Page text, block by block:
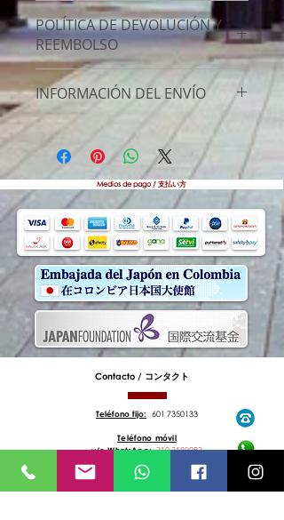
Soy la descripción de un producto. Soy el
lugar ideal para agregar detalles sobre tu
producto, así como tamaño, materiales,
instrucciones de cuidado y de limpieza. Es
también un lugar ideal para destacar por
qué este producto es especial y cómo tus
clientes se beneficiarían con él.
POLÍTICA DE DEVOLUCIÓN Y
REEMBOLSO
Soy una política de devolución y
reembolso. Una oportunidad ideal para
explicarles a tus clientes qué hacer en caso
de no estar satisfechos con su compra. Al
ofrecerles una política de reembolso clara
y sencilla, generas confianza y
credibilidad en tus clientes, pues saben
que en tu tienda pueden realizar compras
con altos niveles de seguridad.
INFORMACIÓN DEL ENVÍO
Soy la Política de envío. Soy el lugar
ideal para agregar información sobre tus
métodos de envío, costos y embalaje.
Ofrecer una política de reembolso clara y
sencilla, genera confianza y credibilidad
en tus clientes, pues saben que en tu
tienda pueden realizar compras con altos
niveles de seguridad.
Medios de pago / 支払い方
Contacto / コンタクト
Teléfono fijo: 601 7350133
Teléfono móvil
y/o WhatsApp: 310 3189082
email: clubnikkan_inf@outlook.jp